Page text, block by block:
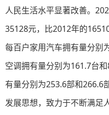
人民生活水平显著改善。
35128元，比2012年的
每百户家用汽车拥有量分别
空调拥有量分别为161.7台
有量分别为253.6部和
发展思想，致力于不断满足